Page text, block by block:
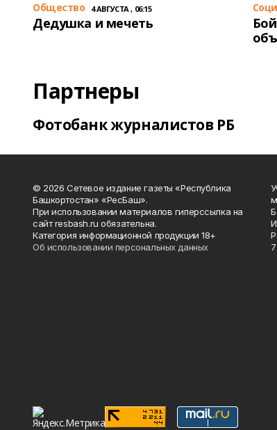
Общество 4 АВГУСТА , 06:15
Дедушка и мечеть
Партнеры
Фотобанк журналистов РБ
© 2026 Сетевое издание газеты «Республика
Башкортостан» «РесБаш».
При использовании материалов гиперссылка на
сайт resbash.ru обязательна.
Категория информационной продукции 18+
Об использовании персональных данных